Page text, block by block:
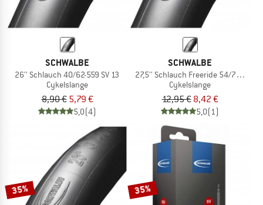
SCHWALBE
26'' Schlauch 40/62-559 SV 13
Cykelslange
8,90 € 5,79 €
5,0(4)
SCHWALBE
27,5'' Schlauch Freeride 54/75-584
Cykelslange
12,95 € 8,42 €
5,0(1)
35% 35%